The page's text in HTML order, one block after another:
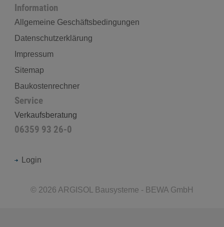
Information
Allgemeine Geschäftsbedingungen
Datenschutzerklärung
Impressum
Sitemap
Baukostenrechner
Service
Verkaufsberatung
06359 93 26-0
Login
© 2026 ARGISOL Bausysteme - BEWA GmbH